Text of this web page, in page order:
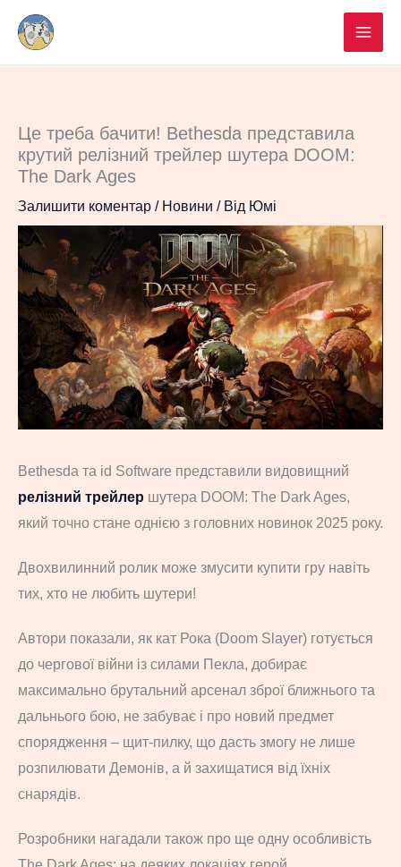
Перейти
вмісту
Це треба бачити! Bethesda представила
крутий релізний трейлер шутера DOOM:
The Dark Ages
Залишити коментар / Новини / Від Юмі
Bethesda та id Software представили видовищний
релізний трейлер шутера DOOM: The Dark Ages,
який точно стане однією з головних новинок 2025 року.
Двохвилинний ролик може змусити купити гру навіть
тих, хто не любить шутери!
Автори показали, як кат Рока (Doom Slayer) готується
до чергової війни із силами Пекла, добирає
максимально брутальний арсенал зброї ближнього та
дальнього бою, не забуває і про новий предмет
спорядження – щит-пилку, що дасть змогу не лише
розпилювати Демонів, а й захищатися від їхніх
снарядів.
Розробники нагадали також про ще одну особливість